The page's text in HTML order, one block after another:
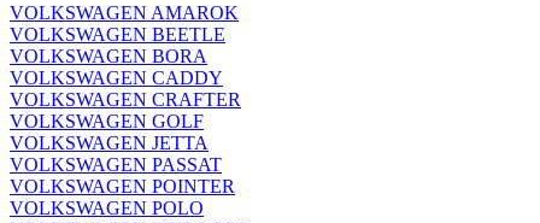
VOLKSWAGEN AMAROK
VOLKSWAGEN BEETLE
VOLKSWAGEN BORA
VOLKSWAGEN CADDY
VOLKSWAGEN CRAFTER
VOLKSWAGEN GOLF
VOLKSWAGEN JETTA
VOLKSWAGEN PASSAT
VOLKSWAGEN POINTER
VOLKSWAGEN POLO